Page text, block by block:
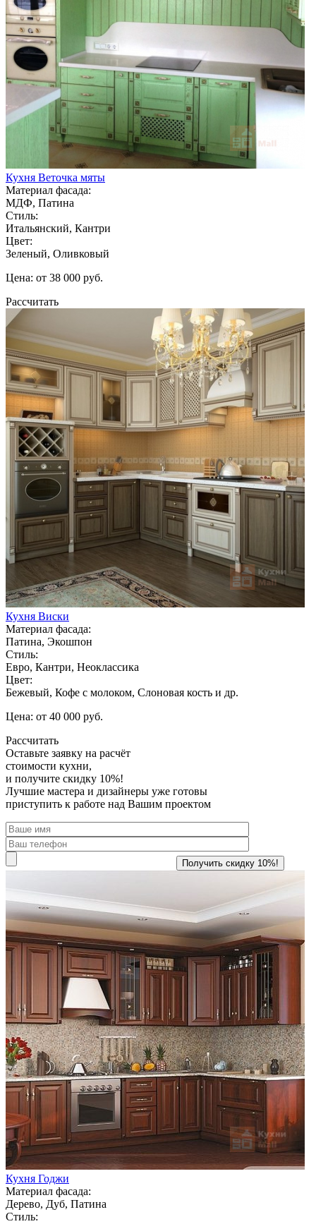
Кухня Веточка мяты
Материал фасада:
МДФ, Патина
Стиль:
Итальянский, Кантри
Цвет:
Зеленый, Оливковый
Цена: от 38 000 руб.
Рассчитать
Кухня Виски
Материал фасада:
Патина, Экошпон
Стиль:
Евро, Кантри, Неоклассика
Цвет:
Бежевый, Кофе с молоком, Слоновая кость и др.
Цена: от 40 000 руб.
Рассчитать
Оставьте заявку на расчёт
стоимости кухни,
и получите скидку 10%!
Лучшие мастера и дизайнеры уже готовы
приступить к работе над Вашим проектом
Кухня Годжи
Материал фасада:
Дерево, Дуб, Патина
Стиль: